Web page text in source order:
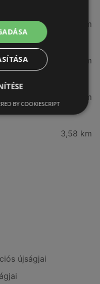
3,31 km
3,32 km
3,41 km
3,58 km
újságjai
BY COOKIESCRIPT